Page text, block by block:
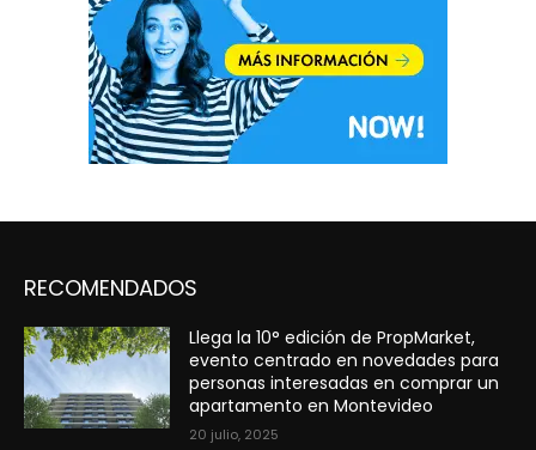
RECOMENDADOS
Llega la 10° edición de PropMarket,
evento centrado en novedades para
personas interesadas en comprar un
apartamento en Montevideo
20 julio, 2025